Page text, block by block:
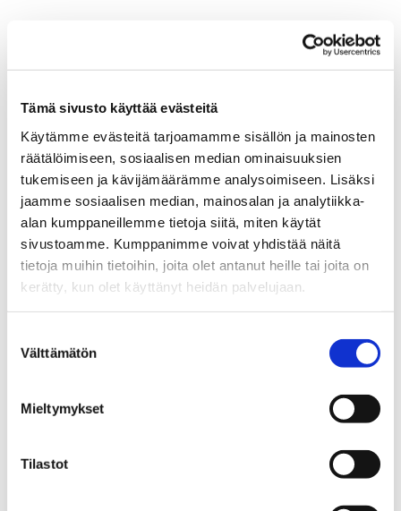
Tämä sivusto käyttää evästeitä
Käytämme evästeitä tarjoamamme sisällön ja mainosten
räätälöimiseen, sosiaalisen median ominaisuuksien
tukemiseen ja kävijämäärämme analysoimiseen. Lisäksi
jaamme sosiaalisen median, mainosalan ja analytiikka-
alan kumppaneillemme tietoja siitä, miten käytät
sivustoamme. Kumppanimme voivat yhdistää näitä
tietoja muihin tietoihin, joita olet antanut heille tai joita on
kerätty, kun olet käyttänyt heidän palvelujaan.
valinta
Välttämätön
Mieltymykset
Tilastot
tampereai@businesstampere.com
Tampere AI
About Ecosystem
Ecosystem Members
Success Stories
From launch to 50+ researcher team:
Tampere AI Research translated to Business